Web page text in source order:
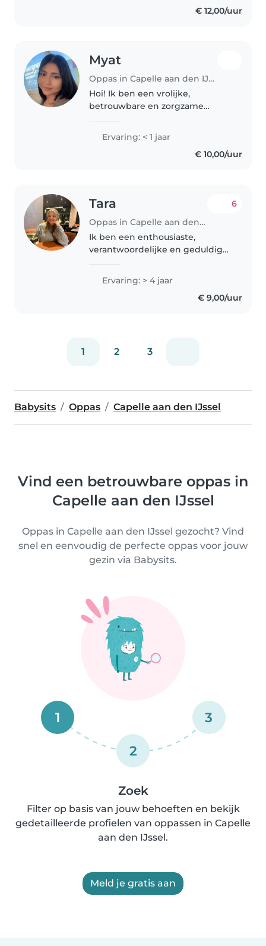
€ 12,00/uur
Myat
Oppas in Capelle aan den IJssel
Hoi! Ik ben een vrolijke,
betrouwbare en zorgzame
basisschool heb ik ervaring met
het begeleiden van kinderen en
weet ik hoe belangrijk een
Ervaring: < 1 jaar
€ 10,00/uur
Tara
Oppas in Capelle aan den IJssel
6
Ik ben een enthousiaste,
verantwoordelijke en geduldige
ervaring van mijn vorige oppas
gezin. Toen ik daar begon waren
de meiden 8 en 5. Ik heb stage
Ervaring: > 4 jaar
€ 9,00/uur
1 2 3
Babysits Oppas Capelle aan den IJssel
Vind een betrouwbare oppas in
Capelle aan den IJssel
Oppas in Capelle aan den IJssel gezocht? Vind
snel en eenvoudig de perfecte oppas voor jouw
gezin via Babysits.
1
2
3
Zoek
Filter op basis van jouw behoeften en bekijk
gedetailleerde profielen van oppassen in Capelle
aan den IJssel.
Meld je gratis aan